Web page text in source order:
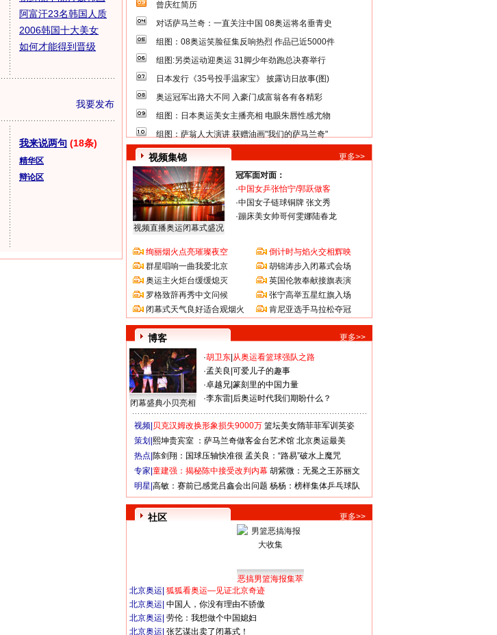
阿富汗23名韩国人质
2006韩国十大美女
如何才能得到晋级
我要发布
我来说两句 (18条)
精华区
辩论区
曾庆红简历
对话萨马兰奇：一直关注中国 08奥运将名垂青史
组图：08奥运笑脸征集反响热烈 作品已近5000件
组图:另类运动迎奥运 31脚少年劲跑总决赛举行
日本发行《35号投手温家宝》 披露访日故事(图)
奥运冠军出路大不同 入豪门成富翁各有各精彩
组图：日本奥运美女主播亮相 电眼朱唇性感尤物
组图：萨翁人大演讲 获赠油画"我们的萨马兰奇"
视频集锦 更多>>
视频直播奥运闭幕式盛况
冠军面对面：
·中国女乒张怡宁/郭跃做客
·中国女子链球铜牌 张文秀
·蹦床美女帅哥何雯娜陆春龙
绚丽烟火点亮璀璨夜空
群星唱响一曲我爱北京
奥运主火炬台缓缓熄灭
罗格致辞再秀中文问候
闭幕式天气良好适合观烟火
倒计时与焰火交相辉映
胡锦涛步入闭幕式会场
英国伦敦奉献接旗表演
张宁高举五星红旗入场
肯尼亚选手马拉松夺冠
博客 更多>>
闭幕盛典小贝亮相
·胡卫东 从奥运看篮球强队之路
·孟关良 可爱儿子的趣事
·卓越兄 篆刻里的中国力量
·李东雷 后奥运时代我们期盼什么？
视频| 贝克汉姆改换形象损失9000万 篮坛美女隋菲菲军训英姿
策划| 熙坤贵宾室 ：萨马兰奇做客金台艺术馆 北京奥运最美
热点| 陈剑翔：国球压轴快准很 孟关良：“路易”破水上魔咒
专家| 童建强：揭秘陈中接受改判内幕 胡紫微：无冕之王苏丽文
明星| 高敏：赛前已感觉吕鑫会出问题 杨杨：榜样集体乒乓球队
社区 更多>>
恶搞男篮海报集萃
北京奥运 狐狐看奥运—见证北京奇迹
北京奥运 中国人，你没有理由不骄傲
北京奥运 劳伦：我想做个中国媳妇
北京奥运 张艺谋出卖了闭幕式！